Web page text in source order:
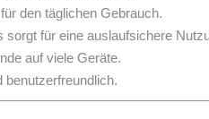
den täglichen Gebrauch.
für eine auslaufsichere
auf viele Geräte.
benutzerfreundlich.